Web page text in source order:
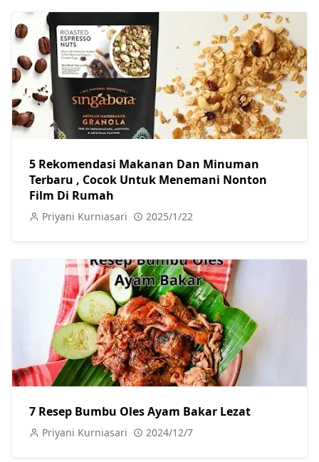
5 Rekomendasi Makanan Dan Minuman
Terbaru , Cocok Untuk Menemani Nonton
Film Di Rumah
Priyani Kurniasari 2025/1/22
7 Resep Bumbu Oles Ayam Bakar Lezat
Priyani Kurniasari 2024/12/7